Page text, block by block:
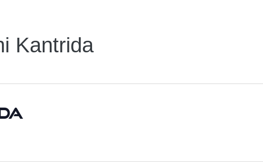
Kantrida